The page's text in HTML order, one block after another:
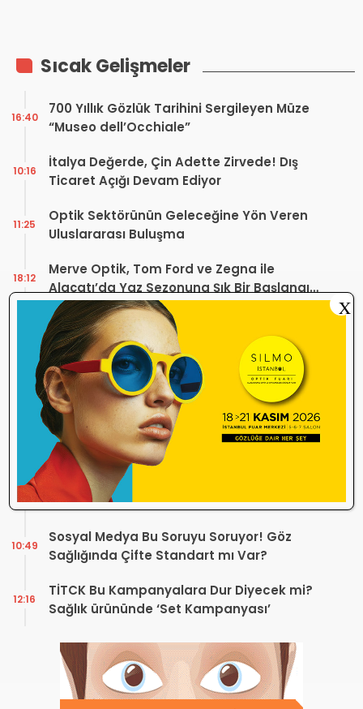
Sıcak Gelişmeler
700 Yıllık Gözlük Tarihini Sergileyen Müze
“Museo dell’Occhiale”
16:40
İtalya Değerde, Çin Adette Zirvede! Dış
Ticaret Açığı Devam Ediyor
10:16
Optik Sektörünün Geleceğine Yön Veren
Uluslararası Buluşma
11:25
Merve Optik, Tom Ford ve Zegna ile
Alaçatı’da Yaz Sezonuna Şık Bir Başlangıç ​​
Yaptı
18:12
Optik Mağazalarındaki Hizmet Kalitesi
Mercek Altında! Görüşünüz Sektörün
Geleceğini Şekillendirebilir
Yönetmelik Tartışmalarına TOGB’dan
Açıklama! Yeni Hüküm Yok, Teknik
Düzenleme Var
13:32
Danıştay’dan TOGB’ye İki Kritik Karar!
Atilla Karip’in Açtığı Davalarda Yürütmeyi
Durdurma Kararı
Bir günde 150 bin kişi okudu! Optik sektörü
neden konuşuyor?
13:16
Sosyal Medya Bu Soruyu Soruyor! Göz
Sağlığında Çifte Standart mı Var?
10:49
TİTCK Bu Kampanyalara Dur Diyecek mi?
Sağlık ürününde ‘Set Kampanyası’
12:16
X